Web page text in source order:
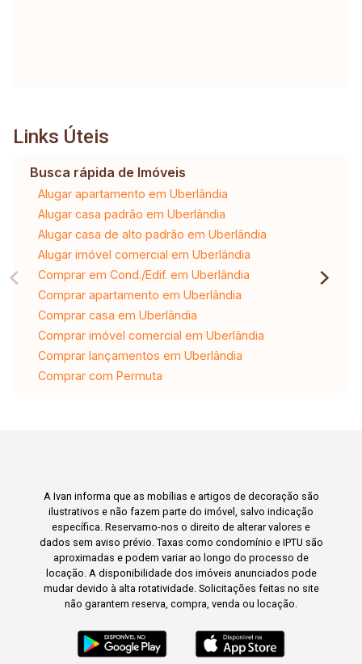
Links Úteis
Busca rápida de Imóveis
Alugar apartamento em Uberlândia
Alugar casa padrão em Uberlândia
Alugar casa de alto padrão em Uberlândia
Alugar imóvel comercial em Uberlândia
Comprar em Cond./Edif. em Uberlândia
Comprar apartamento em Uberlândia
Comprar casa em Uberlândia
Comprar imóvel comercial em Uberlândia
Comprar lançamentos em Uberlândia
Comprar com Permuta
A Ivan informa que as mobílias e artigos de decoração são
ilustrativos e não fazem parte do imóvel, salvo indicação
específica. Reservamo-nos o direito de alterar valores e
dados sem aviso prévio. Taxas como condomínio e IPTU são
aproximadas e podem variar ao longo do processo de
locação. A disponibilidade dos imóveis anunciados pode
mudar devido à alta rotatividade. Solicitações feitas no site
não garantem reserva, compra, venda ou locação.